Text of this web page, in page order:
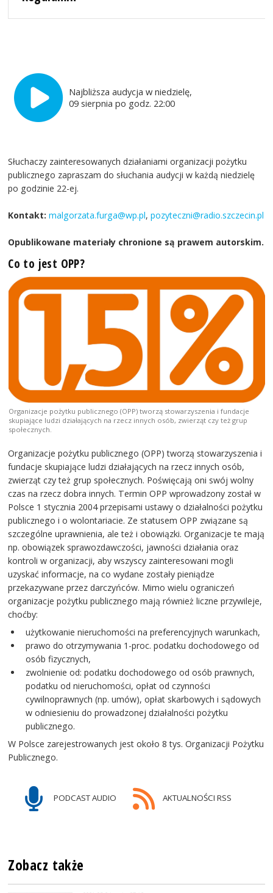
Najbliższa audycja w niedzielę,
09 sierpnia po godz. 22:00
Słuchaczy zainteresowanych działaniami organizacji pożytku
publicznego zapraszam do słuchania audycji w każdą niedzielę
po godzinie 22-ej.
Kontakt: malgorzata.furga@wp.pl,pozyteczni@radio.szczecin.pl
Opublikowane materiały chronione są prawem autorskim.
Co to jest OPP?
Organizacje pożytku publicznego (OPP) tworzą stowarzyszenia i fundacje
skupiające ludzi działających na rzecz innych osób, zwierząt czy też grup
społecznych.
Organizacje pożytku publicznego (OPP) tworzą stowarzyszenia i
fundacje skupiające ludzi działających na rzecz innych osób,
zwierząt czy też grup społecznych. Poświęcają oni swój wolny
czas na rzecz dobra innych. Termin OPP wprowadzony został w
Polsce 1 stycznia 2004 przepisami ustawy o działalności pożytku
publicznego i o wolontariacie. Ze statusem OPP związane są
szczególne uprawnienia, ale też i obowiązki. Organizacje te mają
np. obowiązek sprawozdawczości, jawności działania oraz
kontroli w organizacji, aby wszyscy zainteresowani mogli
uzyskać informacje, na co wydane zostały pieniądze
przekazywane przez darczyńców. Mimo wielu ograniczeń
organizacje pożytku publicznego mają również liczne przywileje,
choćby:
użytkowanie nieruchomości na preferencyjnych warunkach,
prawo do otrzymywania 1-proc. podatku dochodowego od
osób fizycznych,
zwolnienie od: podatku dochodowego od osób prawnych,
podatku od nieruchomości, opłat od czynności
cywilnoprawnych (np. umów), opłat skarbowych i sądowych
w odniesieniu do prowadzonej działalności pożytku
publicznego.
W Polsce zarejestrowanych jest około 8 tys. Organizacji Pożytku
Publicznego.
PODCAST AUDIO AKTUALNOŚCI RSS
Zobacz także